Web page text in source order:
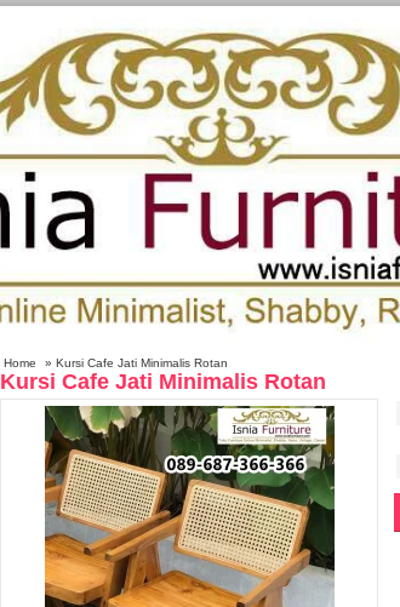
Home » Kursi Cafe Jati Minimalis Rotan
Kursi Cafe Jati Minimalis Rotan